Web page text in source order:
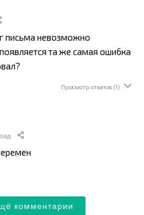
письма невозможно
та же самая ошибка
Просмотр ответов (1)
комментарии